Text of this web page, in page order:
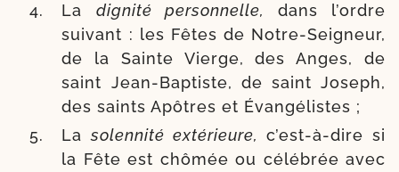
La digni­té per­son­nelle,
dans l’ordre
sui­vant : les Fêtes de Notre-​Seigneur,
de la Sainte Vierge, des Anges, de
saint Jean-​Baptiste, de saint Joseph,
des saints Apôtres et Évangélistes ;
Lasolen­ni­té exté­rieure, c’est-à-dire si
la Fête est chô­mée ou célé­brée avec